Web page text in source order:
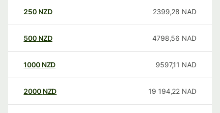
250 NZD 2399,28 NAD
500 NZD 4798,56 NAD
1000 NZD 9597,11 NAD
2000 NZD 19 194,22 NAD